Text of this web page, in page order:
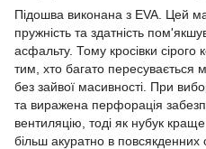
Підошва виконана з EVA. Цей
пружність та здатність
асфальту. Тому кросівки сірого
тим, хто багато пересувається
без зайвої масивності. При
та виражена перфорація
вентиляцію, тоді як нубук
більш акуратно в повсякденних